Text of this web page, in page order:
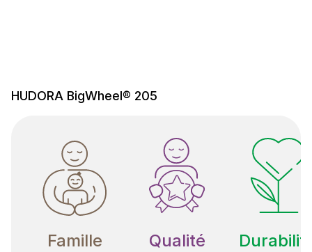
HUDORA BigWheel® 205
Famille Qualité